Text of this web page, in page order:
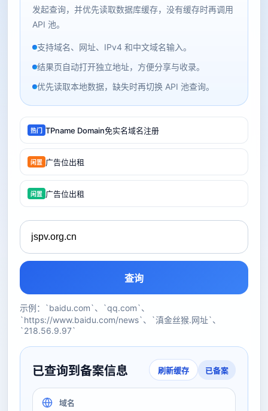
发起查询，并优先读取数据库缓存，没有缓存时再调用
API 池。
支持域名、网址、IPv4 和中文域名输入。
结果页自动打开独立地址，方便分享与收录。
优先读取本地数据，缺失时再切换 API 池查询。
热门 TPname Domain免实名域名注册
闲置 广告位出租
闲置 广告位出租
查询
示例：`baidu.com`、`qq.com`、
`https://www.baidu.com/news`、`滇金丝猴.网址`、
`218.56.9.97`
已查询到备案信息 刷新缓存 已备案
域名